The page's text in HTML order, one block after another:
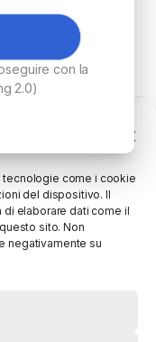
tecnologie come i cookie
del dispositivo. Il
elaborare dati come il
sito. Non
negativamente su
con la
2.0)